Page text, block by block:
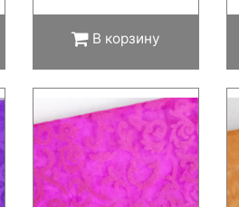
В корзину